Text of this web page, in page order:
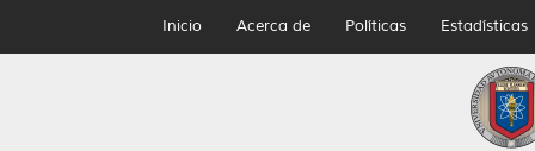
Inicio Acerca de Políticas Estadísticas